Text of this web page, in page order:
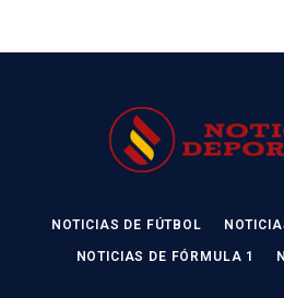
NOTICIAS DE FÚTBOL
NOTICIAS DE FÓRMULA 1